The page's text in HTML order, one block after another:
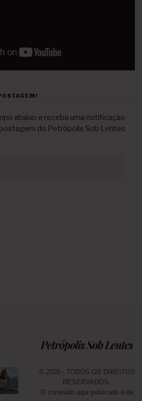
abaixo e receba uma notificação
do Petrópolis Sob Lentes
© 2026 - TODOS OS DIREITOS
RESERVADOS.
O conteúdo aqui publicado é de